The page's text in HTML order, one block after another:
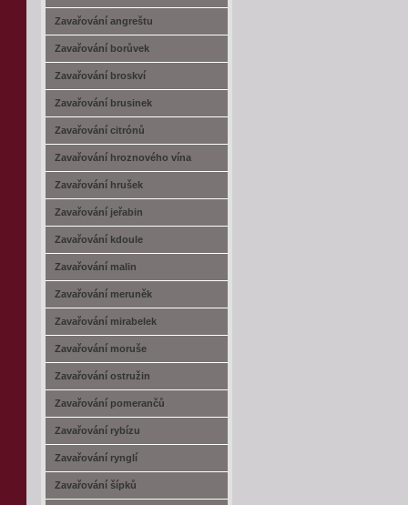
Zavařování angreštu
Zavařování borůvek
Zavařování broskví
Zavařování brusinek
Zavařování citrónů
Zavařování hroznového vína
Zavařování hrušek
Zavařování jeřabin
Zavařování kdoule
Zavařování malin
Zavařování meruněk
Zavařování mirabelek
Zavařování moruše
Zavařování ostružin
Zavařování pomerančů
Zavařování rybízu
Zavařování rynglí
Zavařování šípků